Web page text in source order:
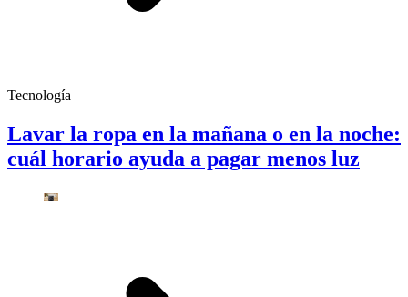
Tecnología
Lavar la ropa en la mañana o en la noche:
cuál horario ayuda a pagar menos luz